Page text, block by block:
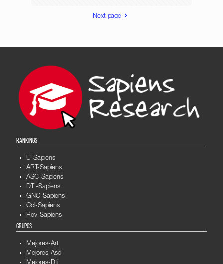
Next page
RANKINGS
U-Sapiens
ART-Sapiens
ASC-Sapiens
DTI-Sapiens
GNC-Sapiens
Col-Sapiens
Rev-Sapiens
GRUPOS
Mejores-Art
Mejores-Asc
Mejores-Dti